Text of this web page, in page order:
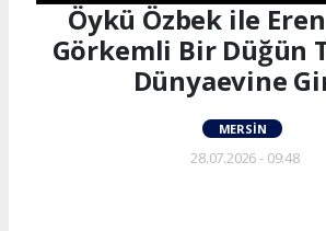
Öykü Özbek ile
Görkemli Bir Düğün
Dünyaevine
MERSIN
28.07.2026 - 09:48